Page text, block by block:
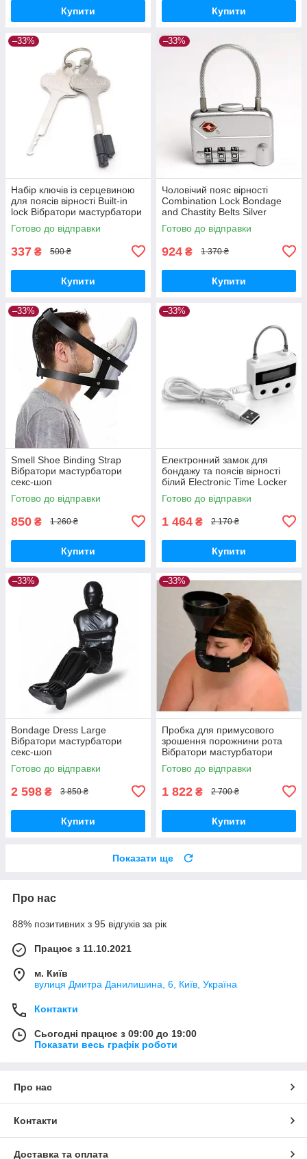
Купити Купити
–33%
Набір ключів із серцевиною
для поясів вірності Built-in
lock Вібратори мастурбатори
секс-шоп
Готово до відправки
337 ₴ 500 ₴
Купити
–33%
Чоловічий пояс вірності
Combination Lock Bondage
and Chastity Belts Silver
Вібратори мастурбатори
секс-шоп
Готово до відправки
924 ₴ 1 370 ₴
Купити
–33%
Smell Shoe Binding Strap
Вібратори мастурбатори
секс-шоп
Готово до відправки
850 ₴ 1 260 ₴
Купити
–33%
Електронний замок для
бондажу та поясів вірності
білий Electronic Time Locker
Вібратори мастурбатори
секс-шоп
Готово до відправки
1 464 ₴ 2 170 ₴
Купити
–33%
Bondage Dress Large
Вібратори мастурбатори
секс-шоп
Готово до відправки
2 598 ₴ 3 850 ₴
Купити
–33%
Пробка для примусового
зрошення порожнини рота
Вібратори мастурбатори
секс-шоп
Готово до відправки
1 822 ₴ 2 700 ₴
Купити
Показати ще
Про нас
88% позитивних з 95 відгуків за рік
Працює з 11.10.2021
м. Київ
вулиця Дмитра Данилишина, 6, Київ, Україна
Контакти
Сьогодні працює з 09:00 до 19:00
Показати весь графік роботи
Про нас
Контакти
Доставка та оплата